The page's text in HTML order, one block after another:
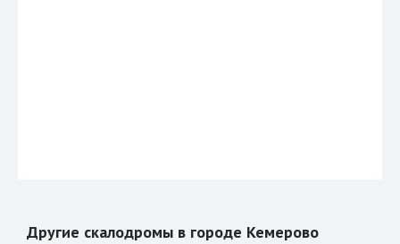
Другие скалодромы в городе Кемерово